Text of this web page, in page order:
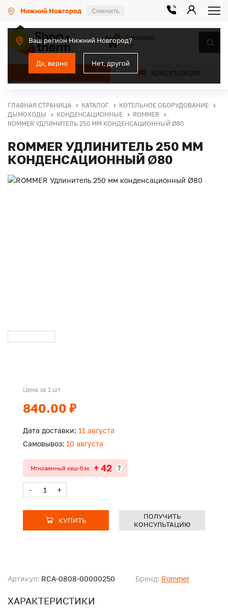
Нижний Новгород Сменить
Ваш регион Нижний Новгород?
Да, верно Нет, другой
КАТАЛОГ КОНСУЛЬТАЦИЯ
0
0 позиций
ГЛАВНАЯ СТРАНИЦА КАТАЛОГ
КОТЕЛЬНОЕ ОБОРУДОВАНИЕ
ДЫМОХОДЫ
КОНДЕНСАЦИОННЫЕ
ROMMER
ROMMER УДЛИНИТЕЛЬ 250 ММ КОНДЕНСАЦИОННЫЙ Ø80
ROMMER УДЛИНИТЕЛЬ 250 ММ
КОНДЕНСАЦИОННЫЙ Ø80
Артикул: RCA-0808-00000250 Бренд: Rommer
ХАРАКТЕРИСТИКИ
Цена за 1 шт
840.00 ₽
Дата доставки: 11 августа
Самовывоз: 10 августа
Мгновенный кеш-бэк + 42 ?
- +
КУПИТЬ
ПОЛУЧИТЬ
КОНСУЛЬТАЦИЮ